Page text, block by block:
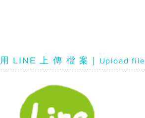
用 LINE 上 傳 檔 案 | Upload file